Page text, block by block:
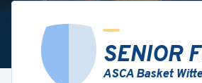
SENIOR
ASCA Basket